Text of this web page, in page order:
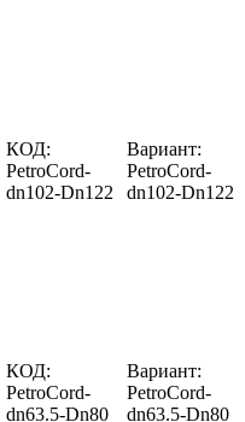
КОД:
PetroCord-
dn102-Dn122
Вариант:
PetroCord-
dn102-Dn122
КОД:
PetroCord-
dn63.5-Dn80
Вариант:
PetroCord-
dn63.5-Dn80